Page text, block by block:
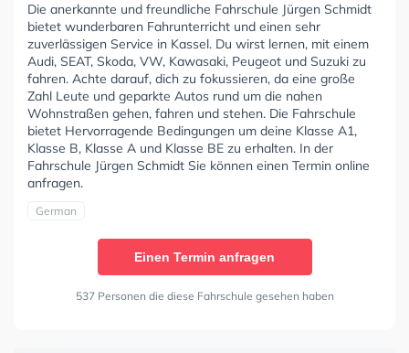
Die anerkannte und freundliche Fahrschule Jürgen Schmidt
bietet wunderbaren Fahrunterricht und einen sehr
zuverlässigen Service in Kassel. Du wirst lernen, mit einem
Audi, SEAT, Skoda, VW, Kawasaki, Peugeot und Suzuki zu
fahren. Achte darauf, dich zu fokussieren, da eine große
Zahl Leute und geparkte Autos rund um die nahen
Wohnstraßen gehen, fahren und stehen. Die Fahrschule
bietet Hervorragende Bedingungen um deine Klasse A1,
Klasse B, Klasse A und Klasse BE zu erhalten. In der
Fahrschule Jürgen Schmidt Sie können einen Termin online
anfragen.
German
Einen Termin anfragen
537 Personen die diese Fahrschule gesehen haben